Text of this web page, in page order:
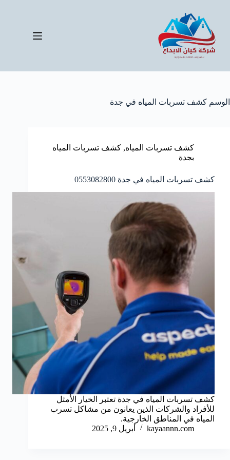
المحتوى
الوسم كشف تسربات المياه في جدة
كشف تسربات المياه, كشف تسربات المياه
بجدة
كشف تسربات المياه في جدة 0553082800
كشف تسربات المياه في جدة تعتبر الخيار الأمثل
للأفراد والشركات الذين يعانون من مشاكل تسرب
المياه في المناطق الخارجية.
kayaannn.com
أبريل 9, 2025